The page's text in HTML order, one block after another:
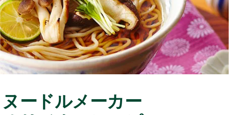
ヌードルメーカー